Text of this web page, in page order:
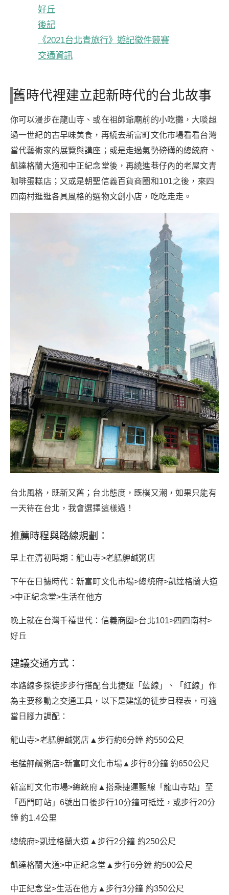
好丘
後記
《2021台北青旅行》遊記徵件競賽
交通資訊
舊時代裡建立起新時代的台北故事
你可以漫步在龍山寺、或在祖師爺廟前的小吃攤，大啖超
過一世紀的古早味美食，再繞去新富町文化市場看看台灣
當代藝術家的展覽與講座；或是走過氣勢磅礡的總統府、
凱達格蘭大道和中正紀念堂後，再繞進巷仔內的老屋文青
咖啡蛋糕店；又或是朝聖信義百貨商圈和101之後，來四
四南村逛逛各具風格的選物文創小店，吃吃走走。
台北風格，既新又舊；台北態度，既樸又潮，如果只能有
一天待在台北，我會選擇這樣過！
推薦時程與路線規劃：
早上在清初時期：龍山寺>老艋舺鹹粥店
下午在日據時代：新富町文化市場>總統府>凱達格蘭大道
>中正紀念堂>生活在他方
晚上就在台灣千禧世代：信義商圈>台北101>四四南村>
好丘
建議交通方式：
本路線多採徒步步行搭配台北捷運「藍線」、「紅線」作
為主要移動之交通工具，以下是建議的徒步日程表，可適
當日腳力調配：
龍山寺>老艋舺鹹粥店▲步行約6分鐘 約550公尺
老艋舺鹹粥店>新富町文化市場▲步行8分鐘 約650公尺
新富町文化市場>總統府▲搭乘捷運藍線「龍山寺站」至
「西門町站」6號出口後步行10分鐘可抵達，或步行20分
鐘 約1.4公里
總統府>凱達格蘭大道▲步行2分鐘 約250公尺
凱達格蘭大道>中正紀念堂▲步行6分鐘 約500公尺
中正紀念堂>生活在他方▲步行3分鐘 約350公尺